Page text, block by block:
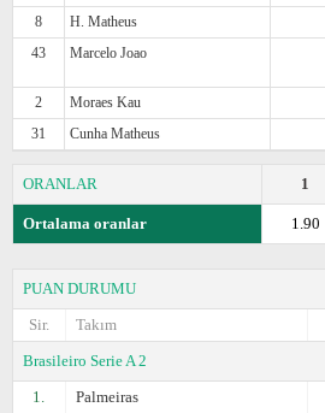
8
H. Matheus
43
Marcelo Joao
2 Moraes Kau
31
Cunha Matheus
ORANLAR 1
Ortalama oranlar 1.90
PUAN DURUMU
Sir.
Takım
Brasileiro Serie A 2
1.
Palmeiras